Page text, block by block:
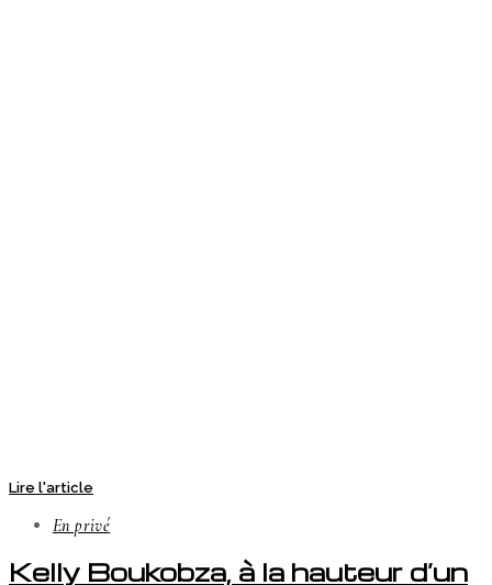
Lire l'article
En privé
Kelly Boukobza, à la hauteur d’un